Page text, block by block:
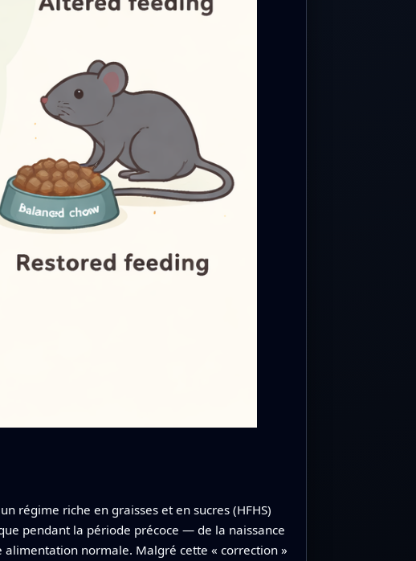
régime riche en graisses et en sucres (HFHS)
pendant la période précoce — de la naissance
normale. Malgré cette « correction »